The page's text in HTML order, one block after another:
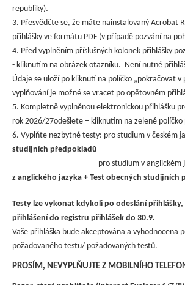
republiky).
3. Přesvědčte se, že máte nainstalovaný Acrobat
přihlášky ve formátu PDF (v případě pozvání na
4. Před vyplněním příslušných kolonek přihlášky
- kliknutím na obrázek otazníku. Není nutné
Údaje se uloží po kliknutí na políčko „pokračovat v
vyplňování je možné se vracet po opětovném
5. Kompletně vyplněnou elektronickou přihlášku
rok 2026/27odešlete – kliknutím na zelené políčko
6. Vyplňte nezbytné testy: pro studium v českém
studijních předpokladů
pro studium v anglickém
z anglického jazyka + Test obecných studijních
Testy lze vykonat kdykoli po odeslání
přihlášení do registru přihlášek do 30.9.
Vaše přihláška bude akceptována a vyhodnocena
požadovaného testu/ požadovaných testů.
PROSÍM, NEVYPLŇUJTE Z MOBILNÍHO